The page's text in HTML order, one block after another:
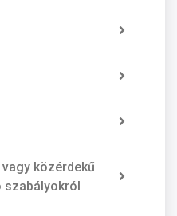
közérdekű
szabályokról